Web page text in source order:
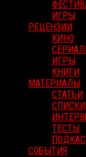
ИГРЫ
РЕЦЕНЗИИ
КИНО
ИГРЫ
КНИГИ
МАТЕРИАЛЫ
СТАТЬИ
СПИСКИ
ТЕСТЫ
СОБЫТИЯ